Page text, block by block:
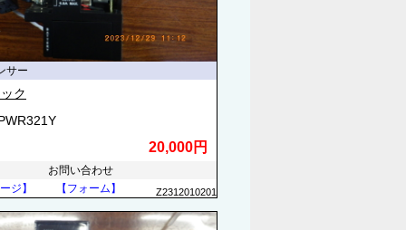
サー
ク
20,000円
お問い合わせ
ジ】
【フォーム】 Z2312010201